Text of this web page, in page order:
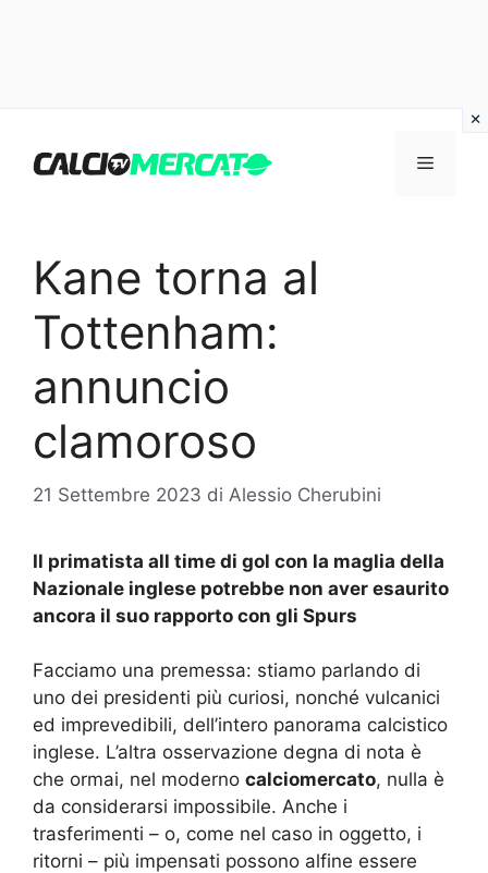
contenuto
Menu
Kane torna al
Tottenham:
annuncio
clamoroso
21 Settembre 2023 di Alessio Cherubini
Il primatista all time di gol con la maglia della
Nazionale inglese potrebbe non aver esaurito
ancora il suo rapporto con gli Spurs
Facciamo una premessa: stiamo parlando di
uno dei presidenti più curiosi, nonché vulcanici
ed imprevedibili, dell’intero panorama calcistico
inglese. L’altra osservazione degna di nota è
che ormai, nel moderno calciomercato, nulla è
da considerarsi impossibile. Anche i
trasferimenti – o, come nel caso in oggetto, i
ritorni – più impensati possono alfine essere